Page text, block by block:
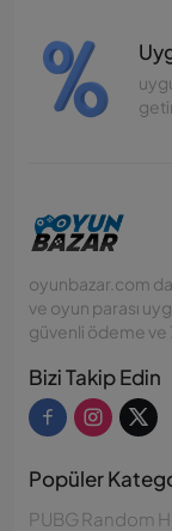
oyunbazar.com
ve oyun parası
güvenli ödeme ve
Bizi Takip Edin
Popüler
PUBG Random